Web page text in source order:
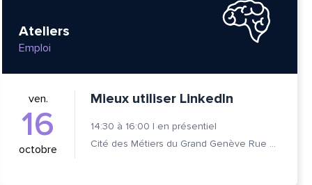
Ateliers
Emploi
ven.
16
octobre
Mieux utiliser LinkedIn
14:30 à 16:00 | en présentiel
Cité des Métiers du Grand Genève Rue Prévost-Martin 6 1205 Genève